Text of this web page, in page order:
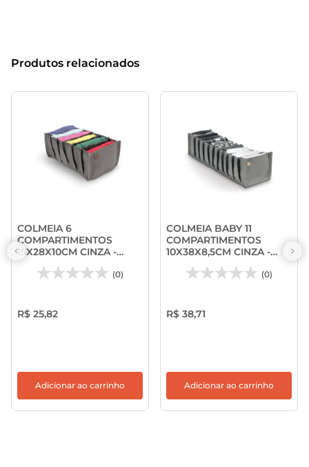
Produtos relacionados
COLMEIA 6
COMPARTIMENTOS
15X28X10CM CINZA -
PRAT-K
(0)
R$ 25,82
Adicionar ao carrinho
COLMEIA BABY 11
COMPARTIMENTOS
10X38X8,5CM CINZA -
PRAT-K
(0)
R$ 38,71
Adicionar ao carrinho